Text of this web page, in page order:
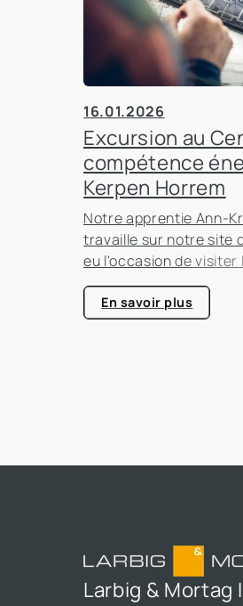
16.01.2026
Excursion au
compétence
Kerpen Horrem
Notre apprentie Ann-
travaille sur notre site
eu l'occasion de visiter
compétence
avec sa classe. Cette
était entièrement
En savoir plus
Larbig & Mortag